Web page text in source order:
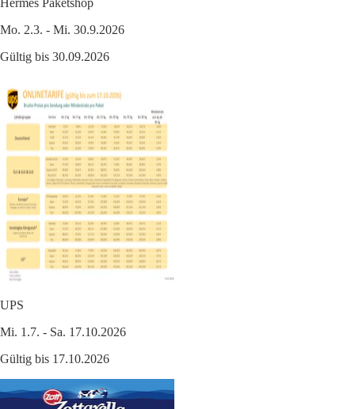
Hermes Paketshop
Mo. 2.3. - Mi. 30.9.2026
Gültig bis 30.09.2026
UPS
Mi. 1.7. - Sa. 17.10.2026
Gültig bis 17.10.2026